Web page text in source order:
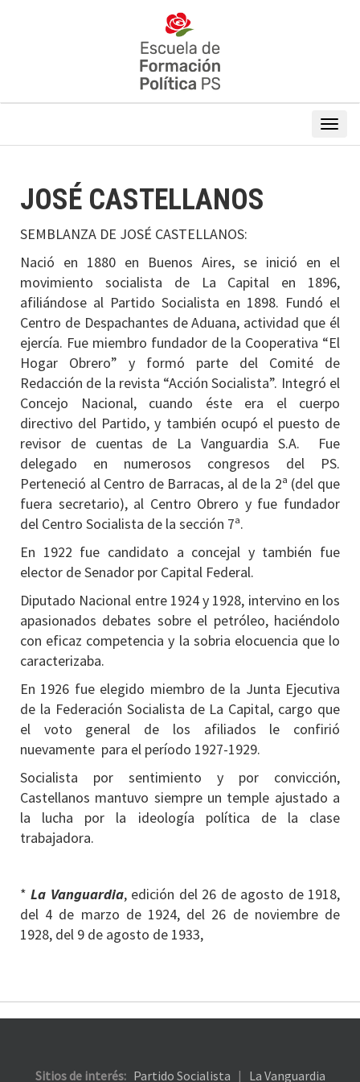
JOSÉ CASTELLANOS
SEMBLANZA DE JOSÉ CASTELLANOS:
Nació en 1880 en Buenos Aires, se inició en el
movimiento socialista de La Capital en 1896,
afiliándose al Partido Socialista en 1898. Fundó el
Centro de Despachantes de Aduana, actividad que él
ejercía. Fue miembro fundador de la Cooperativa “El
Hogar Obrero” y formó parte del Comité de
Redacción de la revista “Acción Socialista”. Integró el
Concejo Nacional, cuando éste era el cuerpo
directivo del Partido, y también ocupó el puesto de
revisor de cuentas de La Vanguardia S.A. Fue
delegado en numerosos congresos del PS.
Perteneció al Centro de Barracas, al de la 2ª (del que
fuera secretario), al Centro Obrero y fue fundador
del Centro Socialista de la sección 7ª.
En 1922 fue candidato a concejal y también fue
elector de Senador por Capital Federal.
Diputado Nacional entre 1924 y 1928, intervino en los
apasionados debates sobre el petróleo, haciéndolo
con eficaz competencia y la sobria elocuencia que lo
caracterizaba.
En 1926 fue elegido miembro de la Junta Ejecutiva
de la Federación Socialista de La Capital, cargo que
el voto general de los afiliados le confirió
nuevamente para el período 1927-1929.
Socialista por sentimiento y por convicción,
Castellanos mantuvo siempre un temple ajustado a
la lucha por la ideología política de la clase
trabajadora.
* La Vanguardia, edición del 26 de agosto de 1918,
del 4 de marzo de 1924, del 26 de noviembre de
1928, del 9 de agosto de 1933,
Sitios de interés: Partido Socialista | La Vanguardia